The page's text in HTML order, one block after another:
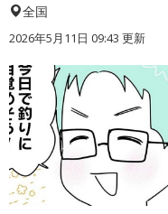
全国
2026年5月11日 09:43 更新